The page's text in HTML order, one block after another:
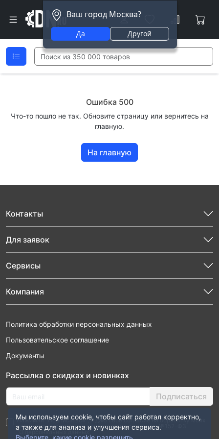
Ваш город Москва?
Да Другой
Ошибка 500
Что-то пошло не так. Обновите страницу или вернитесь на
главную.
На главную
Контакты
Для заявок
Сервисы
Компания
Политика обработки персональных данных
Пользовательское соглашение
Документы
Рассылка о скидках и новинках
Подписаться
Нажимая “Подписаться”, я даю свое согласие на обработку моих
персональных данных в соответствии с законом №152-ФЗ
“О персональных данных”
Мы используем cookie, чтобы сайт работал корректно,
а также для анализа и улучшения сервиса.
Выберите, какие cookie разрешить